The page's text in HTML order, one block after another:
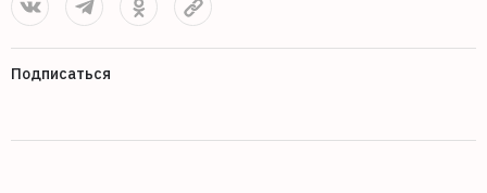
Подписаться